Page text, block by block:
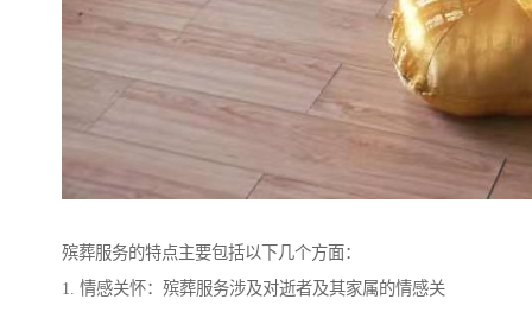
殡葬服务的特点主要包括以下几个方面：
1. 情感关怀：殡葬服务涉及对逝者及其家属的情感关